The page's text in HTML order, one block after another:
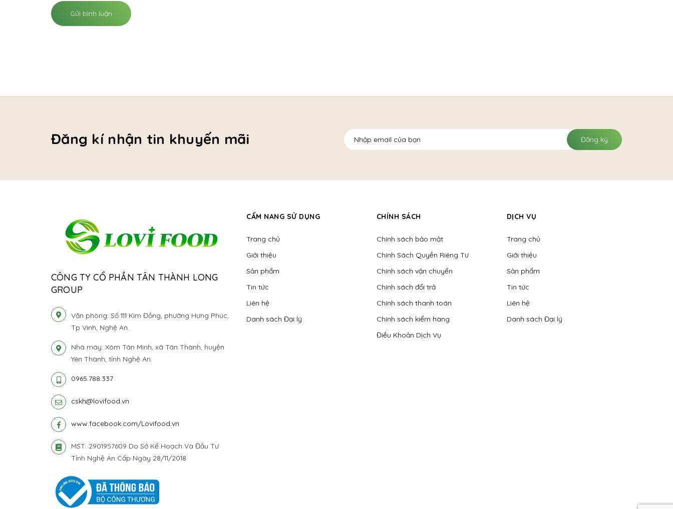
Gửi bình luận
Đăng kí nhận tin khuyến mãi Đăng ký
CÔNG TY CỔ PHẦN TÂN THÀNH LONG
GROUP
Văn phòng: Số 111 Kim Đồng, phường Hưng Phúc,
Tp Vinh, Nghệ An.
Nhà máy: Xóm Tân Minh, xã Tân Thành, huyện
Yên Thành, tỉnh Nghệ An.
0965.788.337
cskh@lovifood.vn
www.facebook.com/Lovifood.vn
MST: 2901957609 Do Sở Kế Hoạch Và Đầu Tư
Tỉnh Nghệ An Cấp Ngày 28/11/2018
CẨM NANG SỬ DỤNG
Trang chủ
Giới thiệu
Sản phẩm
Tin tức
Liên hệ
Danh sách Đại lý
CHÍNH SÁCH
Chính sách bảo mật
Chính Sách Quyền Riêng Tư
Chính sách vận chuyển
Chính sách đổi trả
Chính sách thanh toán
Chính sách kiểm hàng
Điều Khoản Dịch Vụ
DỊCH VỤ
Trang chủ
Giới thiệu
Sản phẩm
Tin tức
Liên hệ
Danh sách Đại lý